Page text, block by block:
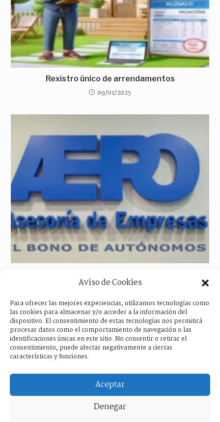
Aviso de Cookies
Para ofrecer las mejores experiencias, utilizamos tecnologías como
las cookies para almacenar y/o acceder a la información del
dispositivo. El consentimiento de estas tecnologías nos permitirá
procesar datos como el comportamiento de navegación o las
identificaciones únicas en este sitio. No consentir o retirar el
consentimiento, puede afectar negativamente a ciertas
características y funciones.
Aceptar
Denegar
Rexistro único de arrendamentos
09/01/2025